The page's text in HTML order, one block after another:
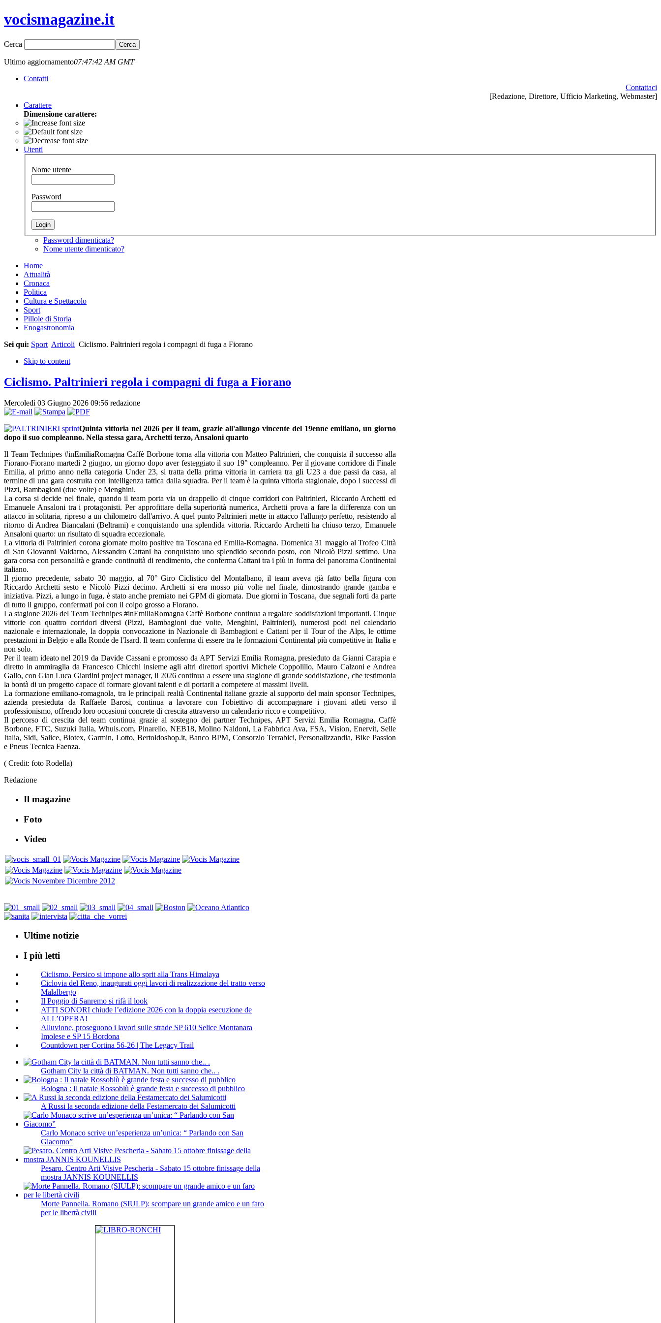
vocismagazine.it
Cerca
Ultimo aggiornamento07:47:42 AM GMT
Contatti
Contattaci
[Redazione, Direttore, Ufficio Marketing, Webmaster]
Carattere
Dimensione carattere:
Utenti
Nome utente
Password
Password dimenticata?
Nome utente dimenticato?
Home
Attualità
Cronaca
Politica
Cultura e Spettacolo
Sport
Pillole di Storia
Enogastronomia
Sei qui: Sport Articoli Ciclismo. Paltrinieri regola i compagni di fuga a Fiorano
Skip to content
Ciclismo. Paltrinieri regola i compagni di fuga a Fiorano
Mercoledì 03 Giugno 2026 09:56 redazione
Quinta vittoria nel 2026 per il team, grazie all'allungo vincente del 19enne emiliano, un giorno
dopo il suo compleanno. Nella stessa gara, Archetti terzo, Ansaloni quarto
Il Team Technipes #inEmiliaRomagna Caffè Borbone torna alla vittoria con Matteo Paltrinieri, che conquista il successo alla
Fiorano-Fiorano martedì 2 giugno, un giorno dopo aver festeggiato il suo 19° compleanno. Per il giovane corridore di Finale
Emilia, al primo anno nella categoria Under 23, si tratta della prima vittoria in carriera tra gli U23 a due passi da casa, al
termine di una gara costruita con intelligenza tattica dalla squadra. Per il team è la quinta vittoria stagionale, dopo i successi di
Pizzi, Bambagioni (due volte) e Menghini.
La corsa si decide nel finale, quando il team porta via un drappello di cinque corridori con Paltrinieri, Riccardo Archetti ed
Emanuele Ansaloni tra i protagonisti. Per approfittare della superiorità numerica, Archetti prova a fare la differenza con un
attacco in solitaria, ripreso a un chilometro dall'arrivo. A quel punto Paltrinieri mette in attacco l'allungo perfetto, resistendo al
ritorno di Andrea Biancalani (Beltrami) e conquistando una splendida vittoria. Riccardo Archetti ha chiuso terzo, Emanuele
Ansaloni quarto: un risultato di squadra eccezionale.
La vittoria di Paltrinieri corona giornate molto positive tra Toscana ed Emilia-Romagna. Domenica 31 maggio al Trofeo Città
di San Giovanni Valdarno, Alessandro Cattani ha conquistato uno splendido secondo posto, con Nicolò Pizzi settimo. Una
gara corsa con personalità e grande continuità di rendimento, che conferma Cattani tra i più in forma del panorama Continental
italiano.
Il giorno precedente, sabato 30 maggio, al 70° Giro Ciclistico del Montalbano, il team aveva già fatto bella figura con
Riccardo Archetti sesto e Nicolò Pizzi decimo. Archetti si era mosso più volte nel finale, dimostrando grande gamba e
iniziativa. Pizzi, a lungo in fuga, è stato anche premiato nei GPM di giornata. Due giorni in Toscana, due segnali forti da parte
di tutto il gruppo, confermati poi con il colpo grosso a Fiorano.
La stagione 2026 del Team Technipes #inEmiliaRomagna Caffè Borbone continua a regalare soddisfazioni importanti. Cinque
vittorie con quattro corridori diversi (Pizzi, Bambagioni due volte, Menghini, Paltrinieri), numerosi podi nel calendario
nazionale e internazionale, la doppia convocazione in Nazionale di Bambagioni e Cattani per il Tour of the Alps, le ottime
prestazioni in Belgio e alla Ronde de l'Isard. Il team conferma di essere tra le formazioni Continental più competitive in Italia e
non solo.
Per il team ideato nel 2019 da Davide Cassani e promosso da APT Servizi Emilia Romagna, presieduto da Gianni Carapia e
diretto in ammiraglia da Francesco Chicchi insieme agli altri direttori sportivi Michele Coppolillo, Mauro Calzoni e Andrea
Gallo, con Gian Luca Giardini project manager, il 2026 continua a essere una stagione di grande soddisfazione, che testimonia
la bontà di un progetto capace di formare giovani talenti e di portarli a competere ai massimi livelli.
La formazione emiliano-romagnola, tra le principali realtà Continental italiane grazie al supporto del main sponsor Technipes,
azienda presieduta da Raffaele Barosi, continua a lavorare con l'obiettivo di accompagnare i giovani atleti verso il
professionismo, offrendo loro occasioni concrete di crescita attraverso un calendario ricco e competitivo.
Il percorso di crescita del team continua grazie al sostegno dei partner Technipes, APT Servizi Emilia Romagna, Caffè
Borbone, FTC, Suzuki Italia, Whuis.com, Pinarello, NEB18, Molino Naldoni, La Fabbrica Ava, FSA, Vision, Enervit, Selle
Italia, Sidi, Salice, Biotex, Garmin, Lotto, Bertoldoshop.it, Banco BPM, Consorzio Terrabici, Personalizzandia, Bike Passion
e Pneus Tecnica Faenza.
( Credit: foto Rodella)
Redazione
Il magazine
Foto
Video
Ultime notizie
I più letti
Ciclismo. Persico si impone allo sprit alla Trans Himalaya
Ciclovia del Reno, inaugurati oggi lavori di realizzazione del tratto verso
Malalbergo
Il Poggio di Sanremo si rifà il look
ATTI SONORI chiude l’edizione 2026 con la doppia esecuzione de
ALL’OPERA!
Alluvione, proseguono i lavori sulle strade SP 610 Selice Montanara
Imolese e SP 15 Bordona
Countdown per Cortina 56-26 | The Legacy Trail
Gotham City la città di BATMAN. Non tutti sanno che.. .
Bologna : Il natale Rossoblù è grande festa e successo di pubblico
A Russi la seconda edizione della Festamercato dei Salumicotti
Carlo Monaco scrive un’esperienza un’unica: “ Parlando con San
Giacomo”
Pesaro. Centro Arti Visive Pescheria - Sabato 15 ottobre finissage della
mostra JANNIS KOUNELLIS
Morte Pannella. Romano (SIULP): scompare un grande amico e un faro
per le libertà civili